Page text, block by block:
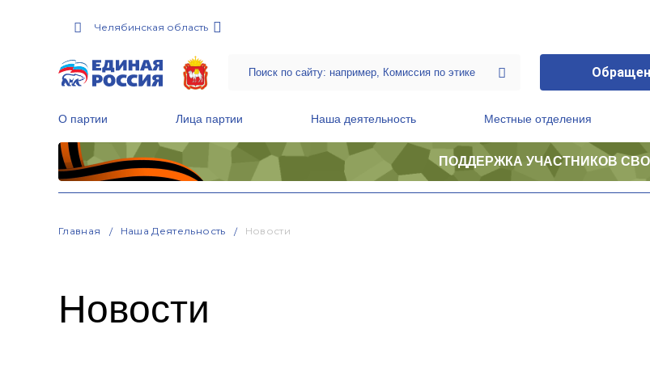
Челябинская область
О партии Лица партии Наша деятельность Местные отделения
ПОДДЕРЖКА УЧАСТНИКОВ СВО
Главная Наша Деятельность Новости
Новости